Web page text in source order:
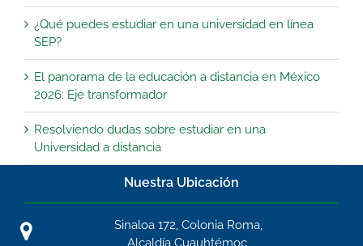
¿Qué puedes estudiar en una universidad en línea
SEP?
El panorama de la educación a distancia en México
2026: Eje transformador
Resolviendo dudas sobre estudiar en una
Universidad a distancia
Nuestra Ubicación
Sinaloa 172, Colonia Roma,
Alcaldía Cuauhtémoc,